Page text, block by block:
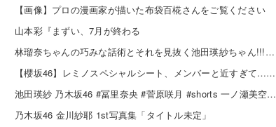
【画像】プロの漫画家が描いた布袋百椛さんをご覧ください
山本彩『まずい、7月が終わる
林瑠奈ちゃんの巧みな話術とそれを見抜く池田瑛紗ちゃん!!!【乃木坂46】
【櫻坂46】レミノスペシャルシート、メンバーと近すぎて…【全国ツアー2026】
池田瑛紗 乃木坂46 #冨里奈央 #菅原咲月 #shorts 一ノ瀬美空 五百城茉央 瀬戸口心月 奥の反応まとめ
乃木坂46 金川紗耶 1st写真集「タイトル未定」